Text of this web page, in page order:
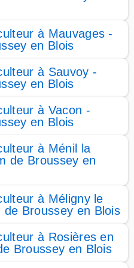
à Mauvages -
en Blois
à Sauvoy -
en Blois
à Vacon -
en Blois
à Ménil la
de Broussey en
à Méligny le
Broussey en Blois
à Rosières en
Broussey en Blois